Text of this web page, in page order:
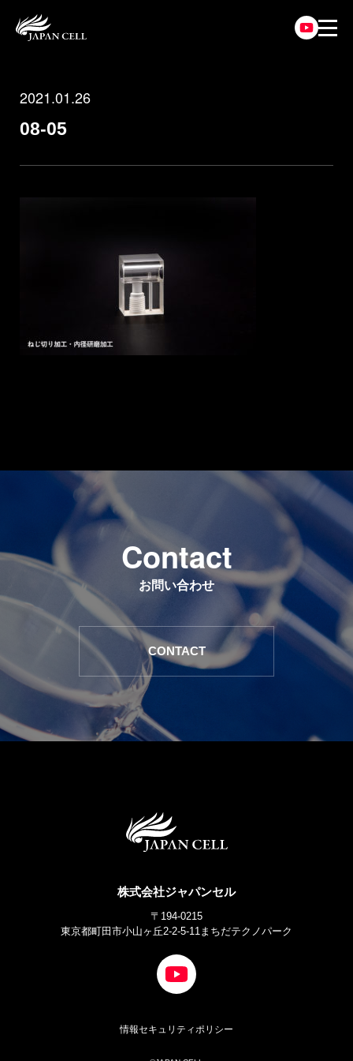
2021.01.26
08-05
Contact
お問い合わせ
CONTACT
株式会社ジャパンセル
〒194-0215
東京都町田市小山ヶ丘2-2-5-11まちだテクノパーク
情報セキュリティポリシー